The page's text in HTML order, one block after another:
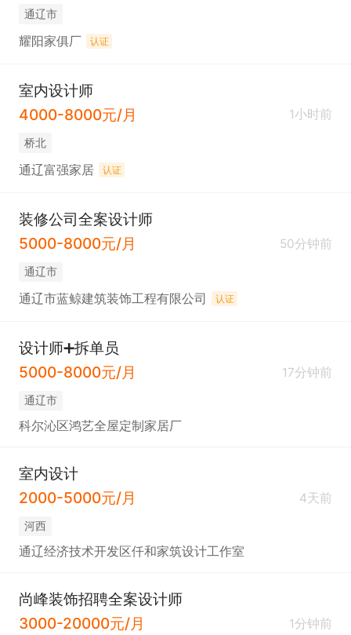
通辽市
耀阳家俱厂 认证
室内设计师
4000-8000元/月
1小时前
桥北
通辽富强家居 认证
装修公司全案设计师
5000-8000元/月
50分钟前
通辽市
通辽市蓝鲸建筑装饰工程有限公司 认证
设计师➕拆单员
5000-8000元/月
17分钟前
通辽市
科尔沁区鸿艺全屋定制家居厂
室内设计
2000-5000元/月
4天前
河西
通辽经济技术开发区仟和家筑设计工作室
尚峰装饰招聘全案设计师
3000-20000元/月
1分钟前